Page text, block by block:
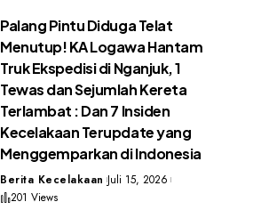
Palang Pintu Diduga Telat
Menutup! KA Logawa Hantam
Truk Ekspedisi di Nganjuk, 1
Tewas dan Sejumlah Kereta
Terlambat : Dan 7 Insiden
Kecelakaan Terupdate yang
Menggemparkan di Indonesia
Berita Kecelakaan Juli 15, 2026
201 Views